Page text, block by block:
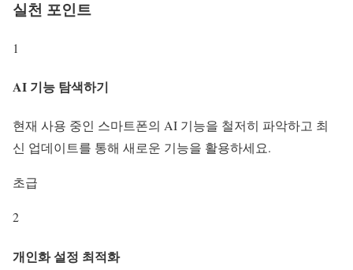
실천 포인트
1
AI 기능 탐색하기
현재 사용 중인 스마트폰의 AI 기능을 철저히 파악하고 최
신 업데이트를 통해 새로운 기능을 활용하세요.
초급
2
개인화 설정 최적화